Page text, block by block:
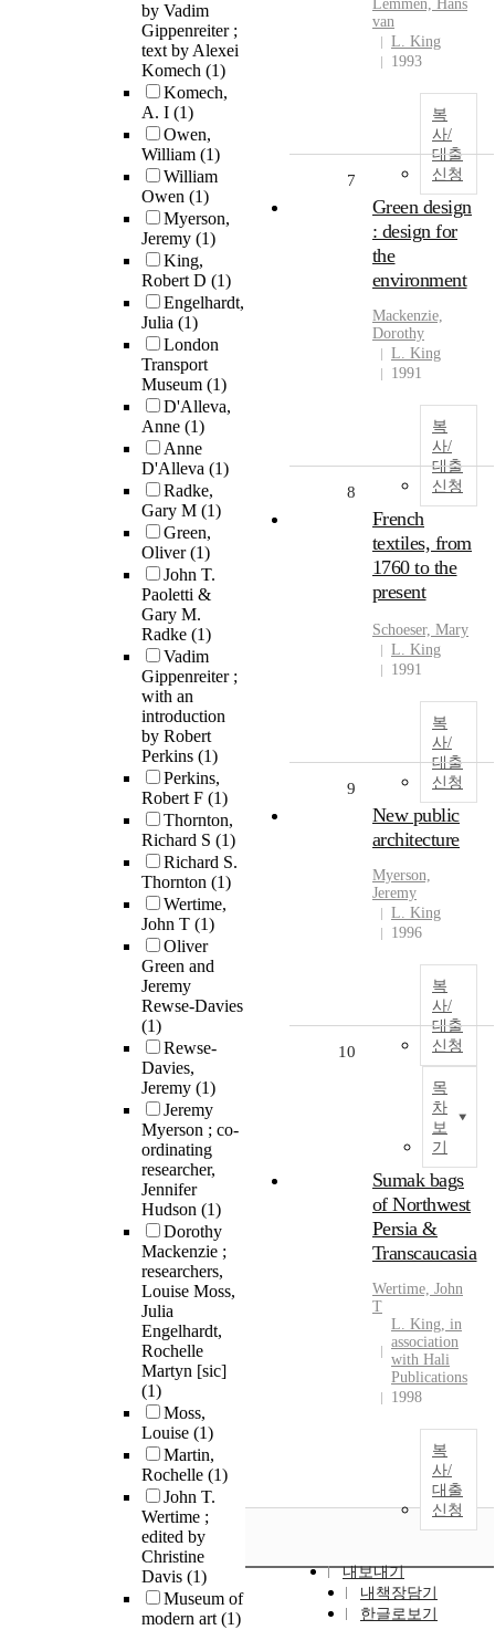
by Vadim
Gippenreiter ;
text by Alexei
Komech (1)
Komech,
A. I (1)
Owen,
William (1)
William
Owen (1)
Myerson,
Jeremy (1)
King,
Robert D (1)
Engelhardt,
Julia (1)
London
Transport
Museum (1)
D'Alleva,
Anne (1)
Anne
D'Alleva (1)
Radke,
Gary M (1)
Green,
Oliver(1)
John T.
Paoletti &
Gary M.
Radke (1)
Vadim
Gippenreiter ;
with an
introduction
by Robert
Perkins (1)
Perkins,
Robert F (1)
Thornton,
Richard S (1)
Richard S.
Thornton (1)
Wertime,
John T (1)
Oliver
Green and
Jeremy
Rewse-Davies
(1)
Rewse-
Davies,
Jeremy (1)
Jeremy
Myerson ; co-
ordinating
researcher,
Jennifer
Hudson (1)
Dorothy
Mackenzie ;
researchers,
Louise Moss,
Julia
Engelhardt,
Rochelle
Martyn [sic]
(1)
Moss,
Louise (1)
Martin,
Rochelle (1)
John T.
Wertime ;
edited by
Christine
Davis (1)
Museum of
modern art(1)
Lemmen, Hans
van
L. King
1993
복
사/
대출
신청
7
Green design
: design for
the
environment
Mackenzie,
Dorothy
L. King
1991
복
사/
대출
신청
8
French
textiles, from
1760 to the
present
Schoeser, Mary
L. King
1991
복
사/
대출
신청
9
New public
architecture
Myerson,
Jeremy
L. King
1996
복
사/
대출
신청
목
차
보
기
10
Sumak bags
of Northwest
Persia &
Transcaucasia
Wertime, John
T
L. King, in
association
with Hali
Publications
1998
복
사/
대출
신청
내보내기
내책장담기
한글로보기